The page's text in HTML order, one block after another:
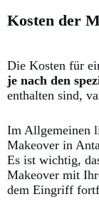
Kosten der
Die Kosten für
je nach den
enthalten sind,
Im Allgemeinen
Makeover in
Es ist wichtig,
Makeover mit
dem Eingriff